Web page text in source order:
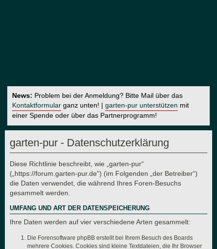
News: Problem bei der Anmeldung? Bitte Mail über das
Kontaktformular ganz unten! | garten-pur unterstützen mit
einer Spende oder über das Partnerprogramm!
garten-pur - Datenschutzerklärung
Diese Richtlinie beschreibt, wie „garten-pur“
(„https://forum.garten-pur.de“) (im Folgenden „der Betreiber“)
die Daten verwendet, die während Ihres Foren-Besuchs
gesammelt werden.
UMFANG UND ART DER DATENSPEICHERUNG
Ihre Daten werden auf vier verschiedene Arten gesammelt:
Die Forensoftware phpBB erstellt bei Ihrem Besuch des Boards
mehrere Cookies. Cookies sind kleine Textdateien, die Ihr Browser